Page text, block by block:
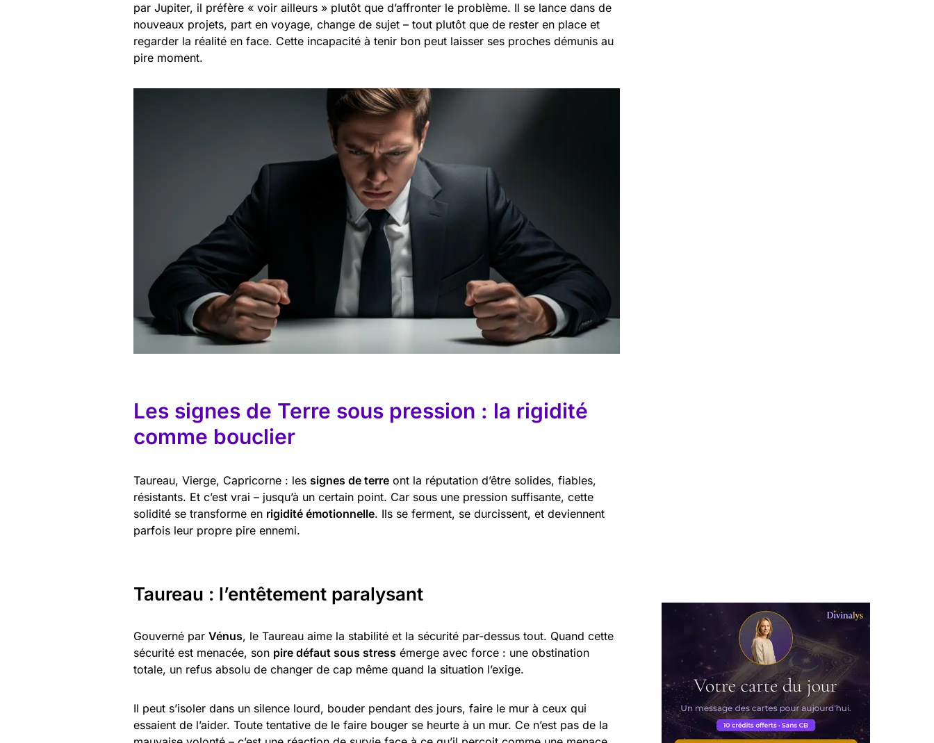
par Jupiter, il préfère « voir ailleurs » plutôt que d’affronter le problème. Il se lance dans de
nouveaux projets, part en voyage, change de sujet – tout plutôt que de rester en place et
regarder la réalité en face. Cette incapacité à tenir bon peut laisser ses proches démunis au
pire moment.
Les signes de Terre sous pression : la rigidité
comme bouclier
Taureau, Vierge, Capricorne : les signes de terre ont la réputation d’être solides, fiables,
résistants. Et c’est vrai – jusqu’à un certain point. Car sous une pression suffisante, cette
solidité se transforme en rigidité émotionnelle. Ils se ferment, se durcissent, et deviennent
parfois leur propre pire ennemi.
Taureau : l’entêtement paralysant
Gouverné par Vénus, le Taureau aime la stabilité et la sécurité par-dessus tout. Quand cette
sécurité est menacée, son pire défaut sous stress émerge avec force : une obstination
totale, un refus absolu de changer de cap même quand la situation l’exige.
Il peut s’isoler dans un silence lourd, bouder pendant des jours, faire le mur à ceux qui
essaient de l’aider. Toute tentative de le faire bouger se heurte à un mur. Ce n’est pas de la